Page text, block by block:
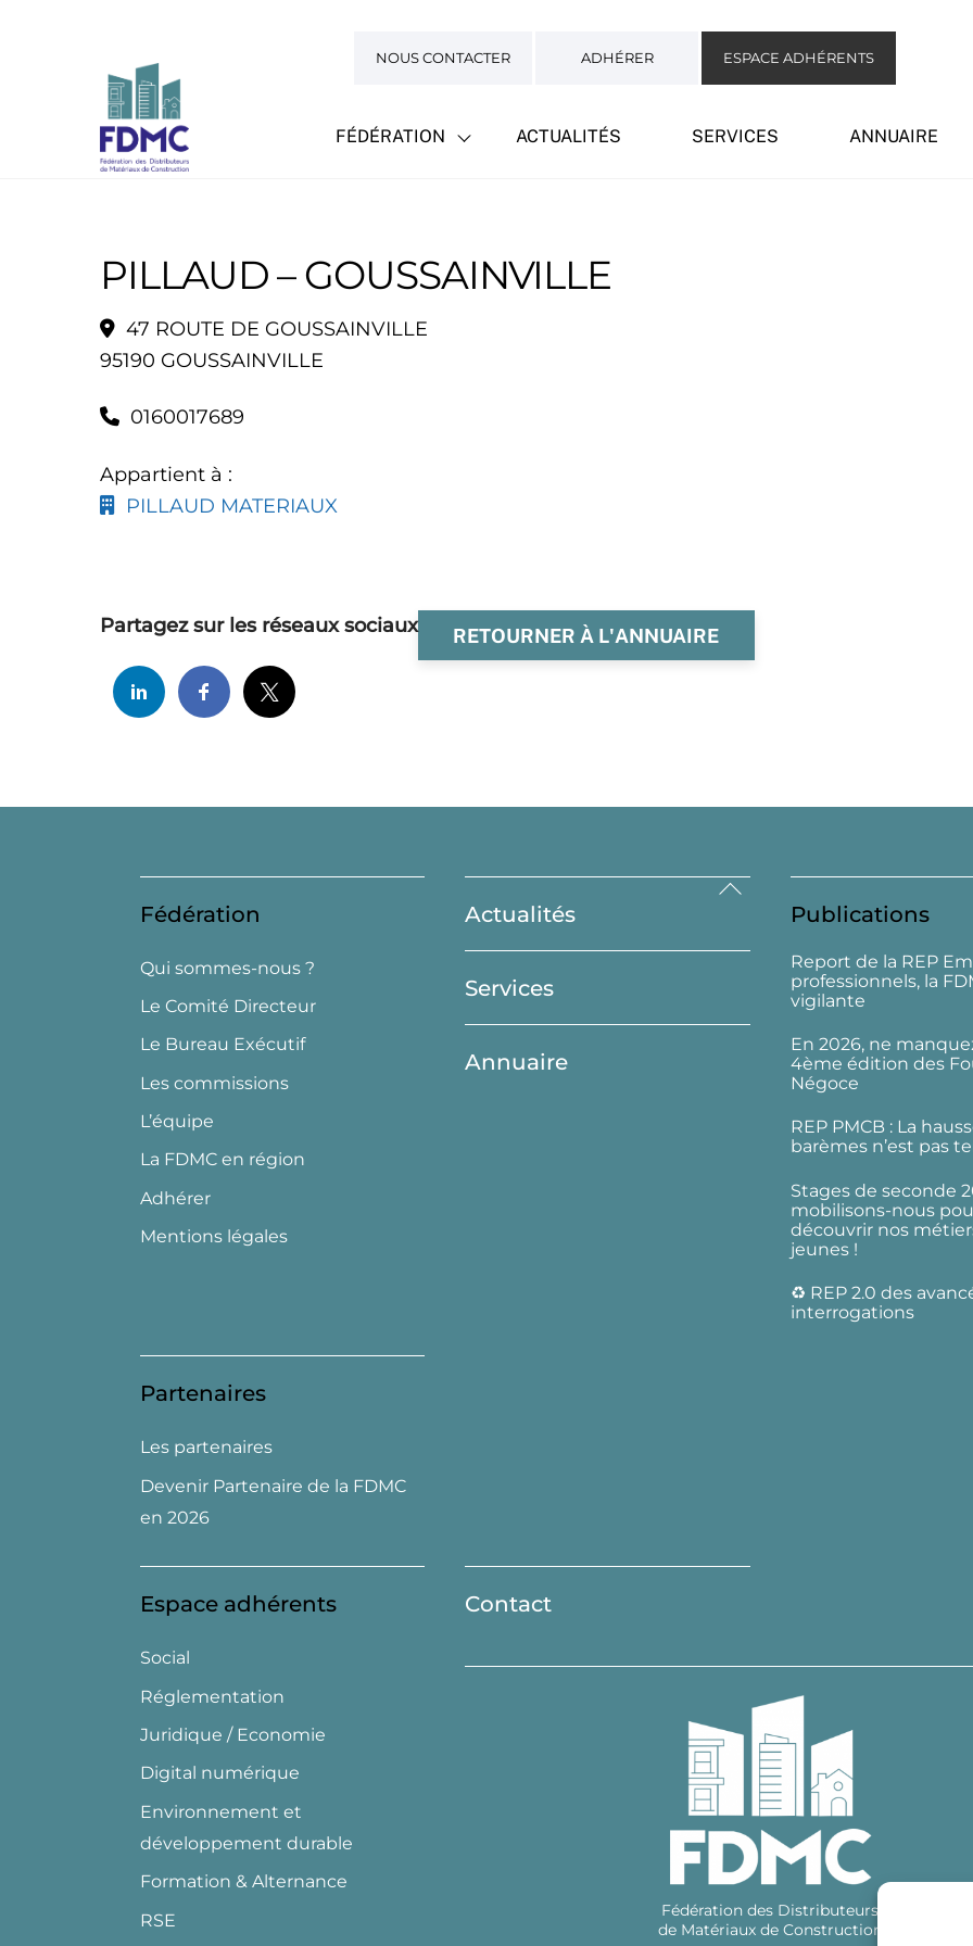
NOUS CONTACTER ADHÉRER ESPACE ADHÉRENTS
FÉDÉRATION ACTUALITÉS SERVICES ANNUAIRE
PILLAUD – GOUSSAINVILLE
47 ROUTE DE GOUSSAINVILLE
95190 GOUSSAINVILLE
0160017689
Appartient à :
PILLAUD MATERIAUX
RETOURNER À L'ANNUAIRE
Partagez sur les réseaux sociaux
Back
Top
Fédération
Qui sommes-nous ?
Le Comité Directeur
Le Bureau Exécutif
Les commissions
L’équipe
La FDMC en région
Adhérer
Mentions légales
Actualités
Services
Annuaire
Publications
Report de la REP
professionnels, la
vigilante
En 2026, ne
4ème édition des
Négoce
REP PMCB : La
barèmes n’est pas
Stages de seconde
mobilisons-nous
découvrir nos
jeunes !
♻️ REP 2.0 des
interrogations
Partenaires
Les partenaires
Devenir Partenaire de la FDMC
en 2026
Espace adhérents
Social
Réglementation
Juridique / Economie
Digital numérique
Environnement et
développement durable
Formation & Alternance
RSE
Contact
Fédération des Distributeurs
de Matériaux de Construction